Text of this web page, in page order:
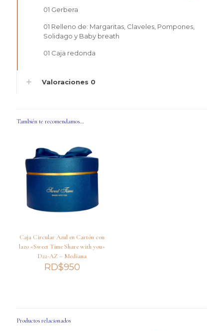
01 Gerbera
01 Relleno de: Margaritas, Claveles, Pompones,
Solidago y Baby breath
01 Caja redonda
Valoraciones 0
También te recomendamos…
Caja Circular Azul en Cartón con
lazo «Sweet Time Share with you»
D22-AZ – Mediana
RD$950
Productos relacionados